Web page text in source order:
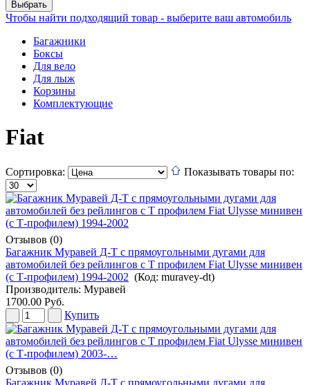
Чтобы найти подходящий товар - выберите ваш автомобиль
Багажники
Боксы
Для вело
Для лыж
Корзины
Комплектующие
Fiat
Сортировка: Показывать товары по:
Отзывов (0)
Багажник Муравей Д-Т с прямоугольными дугами для
автомобилей без рейлингов с Т профилем Fiat Ulysse минивен
(с Т-профилем) 1994-2002 (Код: muravey-dt)
Производитель: Муравей
1700.00 Руб.
Купить
Отзывов (0)
Багажник Муравей Д-Т с прямоугольными дугами для